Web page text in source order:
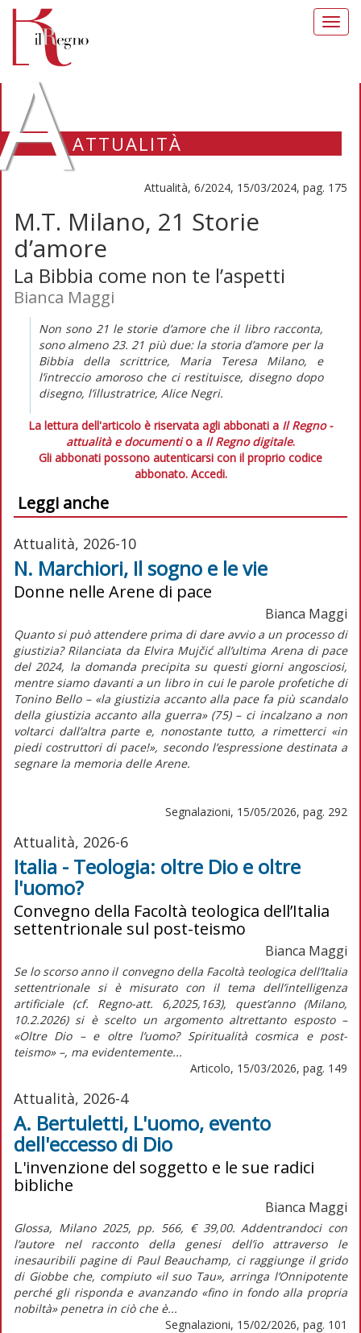
ATTUALITÀ
Attualità, 6/2024, 15/03/2024, pag. 175
M.T. Milano, 21 Storie
d’amore
La Bibbia come non te l’aspetti
Bianca Maggi
Non sono 21 le storie d’amore che il libro racconta,
sono almeno23. 21 più due: la storia d’amore per la
Bibbia della scrittrice, Maria Teresa Milano, e
l’intreccio amoroso che ci restituisce, disegno dopo
disegno, l’illustratrice, Alice Negri.
La lettura dell'articolo è riservata agli abbonati a Il Regno -
attualità e documentio a Il Regno digitale.
Gli abbonati possono autenticarsi con il proprio codice
abbonato. Accedi.
Leggi anche
Attualità, 2026-10
N. Marchiori, Il sogno e le vie
Donne nelle Arene di pace
Bianca Maggi
Quanto si può attendere prima di dare avvio a un processo di
giustizia? Rilanciata da Elvira Mujčić all’ultima Arena di pace
del 2024, la domanda precipita su questi giorni angosciosi,
mentre siamo davanti a un libro in cui le parole profetiche di
Tonino Bello – «la giustizia accanto alla pace fa più scandalo
della giustizia accanto alla guerra» (75) – ci incalzano a non
voltarci dall’altra parte e, nonostante tutto, a rimetterci «in
piedi costruttori di pace!», secondo l’espressione destinata a
segnare la memoria delle Arene.
Segnalazioni, 15/05/2026, pag. 292
Attualità, 2026-6
Italia - Teologia: oltre Dio e oltre
l'uomo?
Convegno della Facoltà teologica dell’Italia
settentrionale sul post-teismo
Bianca Maggi
Se lo scorso anno il convegno della Facoltà teologica dell’Italia
settentrionale si è misurato con il tema dell’intelligenza
artificiale (cf. Regno-att. 6,2025,163), quest’anno (Milano,
10.2.2026) si è scelto un argomento altrettanto esposto –
«Oltre Dio – e oltre l’uomo? Spiritualità cosmica e post-
teismo» –, ma evidentemente...
Articolo, 15/03/2026, pag. 149
Attualità, 2026-4
A. Bertuletti, L'uomo, evento
dell'eccesso di Dio
L'invenzione del soggetto e le sue radici
bibliche
Bianca Maggi
Glossa, Milano 2025, pp. 566, € 39,00. Addentrandoci con
l’autore nel racconto della genesi dell’io attraverso le
inesauribili pagine di Paul Beauchamp, ci raggiunge il grido
di Giobbe che, compiuto «il suo Tau», arringa l’Onnipotente
perché gli risponda e avanzando «fino in fondo alla propria
nobiltà» penetra in ciò che è...
Segnalazioni, 15/02/2026, pag. 101